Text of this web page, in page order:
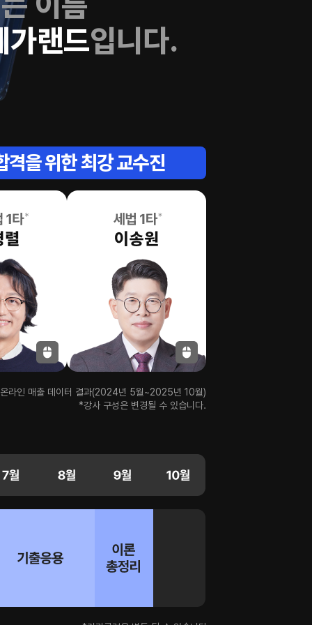
격을 위한 최강 교수진
라인 매출 데이터 결과(2024년 5월~2025년 10월)
*강사 구성은 변경될 수 있습니다.
가랜드입니다.